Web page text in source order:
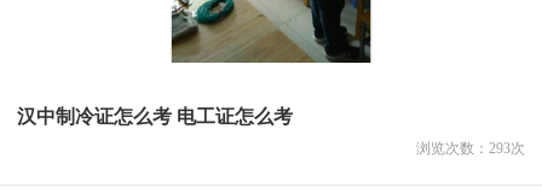
汉中制冷证怎么考 电工证怎么考
浏览次数： 293次